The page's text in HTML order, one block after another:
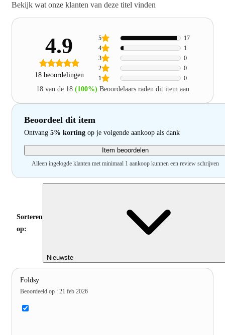
Bekijk wat onze klanten van deze titel vinden
4.9
18 beoordelingen 1 0
2 0
3 0
4 1
5 17
18 van de 18 (100%) Beoordelaars raden dit item aan
Beoordeel dit item
Ontvang 5% korting op je volgende aankoop als dank
Item beoordelen
Alleen ingelogde klanten met minimaal 1 aankoop kunnen een review schrijven
Sorteren
op:
Nieuwste
Foldsy
Beoordeeld op : 21 feb 2026